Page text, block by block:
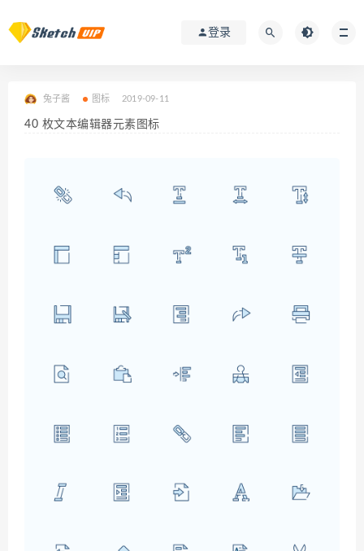
登录
兔子酱 图标 2019-09-11
40 枚文本编辑器元素图标